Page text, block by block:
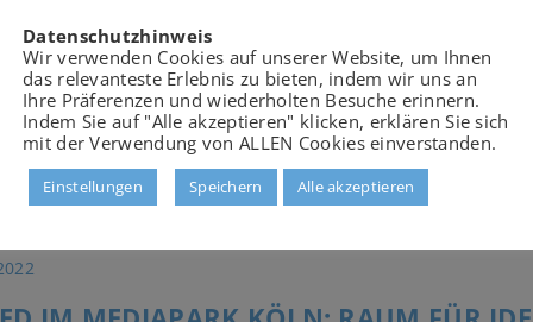
Lösung für Ihre Veranstaltung im KOMED
wie Online Live Events und
- mit Gästen vor Ort und parallelem Live-
Datenschutzhinweis
Wir verwenden Cookies auf unserer Website, um Ihnen
das relevanteste Erlebnis zu bieten, indem wir uns an
Ihre Präferenzen und wiederholten Besuche erinnern.
Indem Sie auf "Alle akzeptieren" klicken, erklären Sie sich
mit der Verwendung von ALLEN Cookies einverstanden.
Einstellungen Speichern Alle akzeptieren